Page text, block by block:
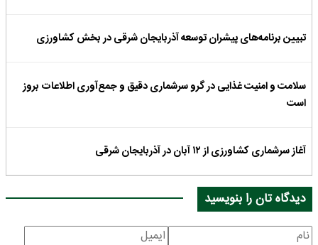
تبیین برنامه‌های پیشران توسعه آذربایجان شرقی در بخش کشاورزی
سلامت و امنیت غذایی در گرو سرشماری دقیق و جمع‌آوری اطلاعات بروز
است
آغاز سرشماری کشاورزی از ۱۲ آبان در آذربایجان شرقی
دیدگاه تان را بنویسید